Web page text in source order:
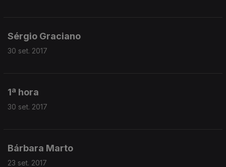
Sérgio Graciano
30 set. 2017
1ª hora
30 set. 2017
Bárbara Marto
23 set. 2017